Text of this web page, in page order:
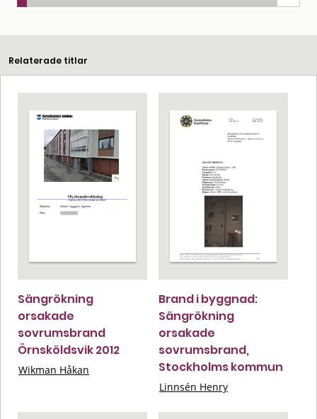
Relaterade titlar
Sängrökning
orsakade
sovrumsbrand
Örnsköldsvik 2012
Wikman Håkan
Brand i byggnad:
Sängrökning
orsakade
sovrumsbrand,
Stockholms kommun
Linnsén Henry